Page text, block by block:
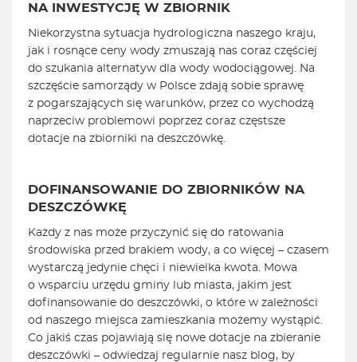
NA INWESTYCJĘ W ZBIORNIK
Niekorzystna sytuacja hydrologiczna naszego kraju,
jak i rosnące ceny wody zmuszają nas coraz częściej
do szukania alternatyw dla wody wodociągowej. Na
szczęście samorządy w Polsce zdają sobie sprawę
z pogarszających się warunków, przez co wychodzą
naprzeciw problemowi poprzez coraz częstsze
dotacje na zbiorniki na deszczówkę.
DOFINANSOWANIE DO ZBIORNIKÓW NA
DESZCZÓWKĘ
Każdy z nas może przyczynić się do ratowania
środowiska przed brakiem wody, a co więcej – czasem
wystarczą jedynie chęci i niewielka kwota. Mowa
o wsparciu urzędu gminy lub miasta, jakim jest
dofinansowanie do deszczówki, o które w zależności
od naszego miejsca zamieszkania możemy wystąpić.
Co jakiś czas pojawiają się nowe dotacje na zbieranie
deszczówki – odwiedzaj regularnie nasz blog, by